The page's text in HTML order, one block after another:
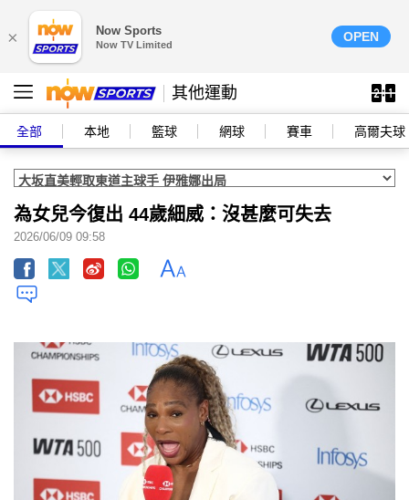
× Now Sports
Now TV Limited
OPEN
其他運動
全部 本地 籃球 網球 賽車 高爾夫球
為女兒今復出 44歲細威：沒甚麼可失去
2026/06/09 09:58